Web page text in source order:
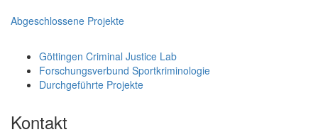
Abgeschlossene Projekte
Göttingen Criminal Justice Lab
Forschungsverbund Sportkriminologie
Durchgeführte Projekte
Kontakt